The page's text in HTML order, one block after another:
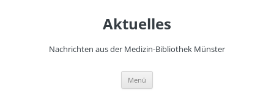
Aktuelles
Nachrichten aus der Medizin-Bibliothek Münster
Menü